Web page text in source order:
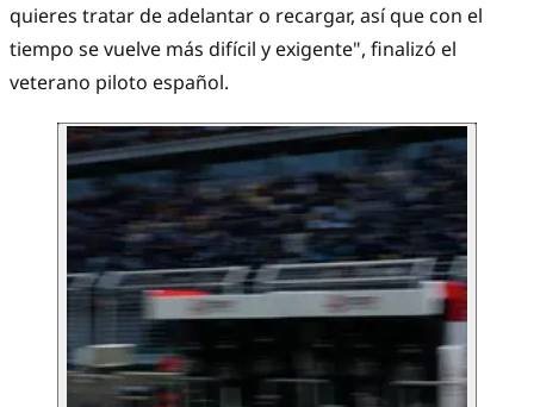
quieres tratar de adelantar o recargar, así que con el
tiempo se vuelve más difícil y exigente", finalizó el
veterano piloto español.